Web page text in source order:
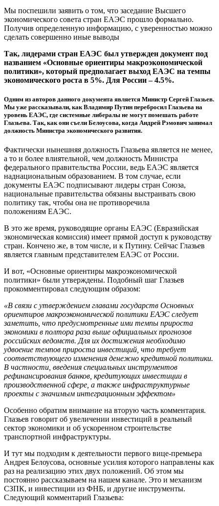
Мы поспешили заявить о том, что заседание Высшего
экономического совета стран ЕАЭС прошло формально.
Получив определенную информацию, с уверенностью можно
сделать совершенно иные выводы
Так, лидерами стран ЕАЭС был утвержден документ под
названием «Основные ориентиры макроэкономической
политики», который предполагает выход ЕАЭС на темпы
экономического роста в 5%. Для России – 4.5%.
Одним из авторов данного документа является Министр Сергей Глазьев.
Мы уже рассказывали, как Владимир Путин перебросил Глазьева на
уровень ЕАЭС, где системные либералы не могут помешать работе
Глазьева. Так, как они съели Белоусова, когда Андрей Рэмович занимал
должность Министра экономического развития.
Фактически нынешняя должность Глазьева является не менее,
а то и более влиятельной, чем должность Министра
федерального правительства России, ведь ЕАЭС является
наднациональным образованием. В том случае, если
документы ЕАЭС подписывают лидеры стран Союза,
национальные правительства обязаны выстраивать свою
политику так, чтобы она не противоречила
положениям ЕАЭС.
В это же время, руководящие органы ЕАЭС (Евразийская
экономическая комиссия) имеет прямой доступ к руководству
стран. Кончено же, в том числе, и к Путину. Сейчас Глазьев
является главным представителем ЕАЭС от России.
И вот, «Основные ориентиры макроэкономической
политики» были утверждены. Подобный шаг Глазьев
прокомментировал следующим образом:
«В связи с утверждением главами государств Основных
ориентиров макроэкономической политики ЕАЭС следует
заметить, что предусмотренные ими темпы прироста
экономики в полтора раза выше официальных прогнозов
российских ведомств. Для их достижения необходимо
удвоение темпов прироста инвестиций, что требует
соответствующего изменения денежно кредитной политики.
В частности, введения специальных инструментов
рефинансирования банков, кредитующих инвестиции в
производственной сфере, а также инфраструктурные
проекты с значимым интеграционным эффектом»
Особенно обратим внимание на вторую часть комментария.
Глазьев говорит об увеличении инвестиций в реальный
сектор экономики и об ускоренном строительстве
транспортной инфраструктуры.
И тут мы подходим к деятельности первого вице-премьера
Андрея Белоусова, основные усилия которого направлены как
раз на реализацию этих двух положений. Об этом мы
постоянно рассказываем на нашем канале. Это и механизм
СЗПК, и инвестиции из ФНБ, и другие инструменты.
Следующий комментарий Глазьева: